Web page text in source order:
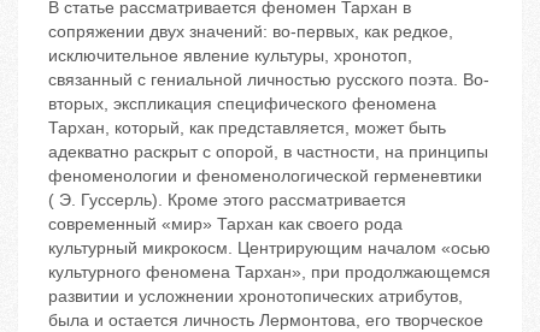
В статье рассматривается феномен Тархан в
сопряжении двух значений: во-первых, как редкое,
исключительное явление культуры, хронотоп,
связанный с гениальной личностью русского поэта. Во-
вторых, экспликация специфического феномена
Тархан, который, как представляется, может быть
адекватно раскрыт с опорой, в частности, на принципы
феноменологии и феноменологической герменевтики
( Э. Гуссерль). Кроме этого рассматривается
современный «мир» Тархан как своего рода
культурный микрокосм. Центрирующим началом «осью
культурного феномена Тархан», при продолжающемся
развитии и усложнении хронотопических атрибутов,
была и остается личность Лермонтова, его творческое